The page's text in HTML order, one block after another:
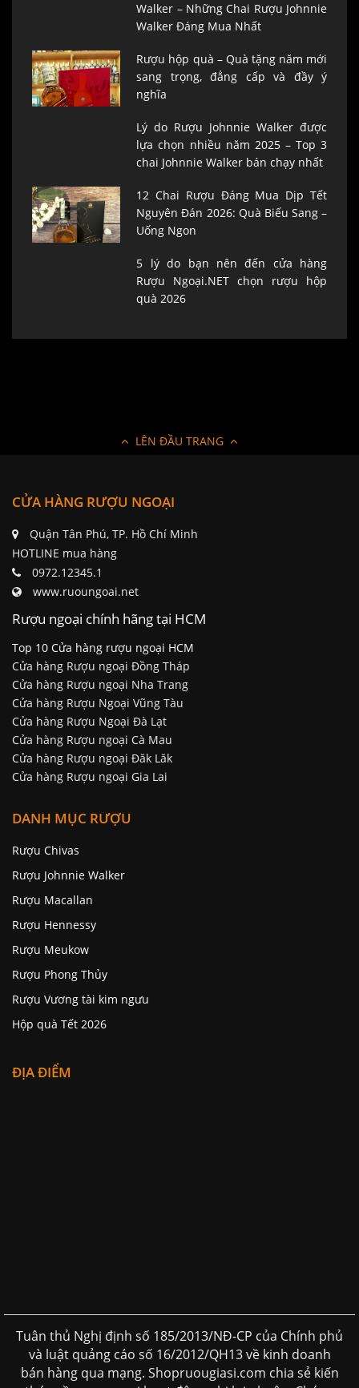
Walker – Những Chai Rượu Johnnie
Walker Đáng Mua Nhất
Rượu hộp quà – Quà tặng năm mới
sang trọng, đẳng cấp và đầy ý
nghĩa
Lý do Rượu Johnnie Walker được
lựa chọn nhiều năm 2025 – Top 3
chai Johnnie Walker bán chạy nhất
12 Chai Rượu Đáng Mua Dịp Tết
Nguyên Đán 2026: Quà Biếu Sang –
Uống Ngon
5 lý do bạn nên đến cửa hàng
Rượu Ngoại.NET chọn rượu hộp
quà 2026
LÊN ĐẦU TRANG
CỬA HÀNG RƯỢU NGOẠI
Quận Tân Phú, TP. Hồ Chí Minh
HOTLINE mua hàng
0972.12345.1
www.ruoungoai.net
Rượu ngoại chính hãng tại HCM
Top 10 Cửa hàng rượu ngoại HCM
Cửa hàng Rượu ngoại Đồng Tháp
Cửa hàng Rượu ngoại Nha Trang
Cửa hàng Rượu Ngoại Vũng Tàu
Cửa hàng Rượu Ngoại Đà Lạt
Cửa hàng Rượu ngoại Cà Mau
Cửa hàng Rượu ngoại Đăk Lăk
Cửa hàng Rượu ngoại Gia Lai
DANH MỤC RƯỢU
Rượu Chivas
Rượu Johnnie Walker
Rượu Macallan
Rượu Hennessy
Rượu Meukow
Rượu Phong Thủy
Rượu Vương tài kim ngưu
Hộp quà Tết 2026
ĐỊA ĐIỂM
Tuân thủ Nghị định số 185/2013/NĐ-CP của Chính phủ
và luật quảng cáo số 16/2012/QH13 về kinh doanh
bán hàng qua mạng. Shopruougiasi.com chia sẻ kiến